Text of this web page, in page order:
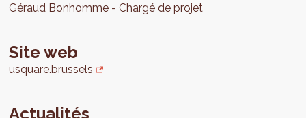
Géraud Bonhomme Chargé de projet
Site web
usquare.brussels
Actualités